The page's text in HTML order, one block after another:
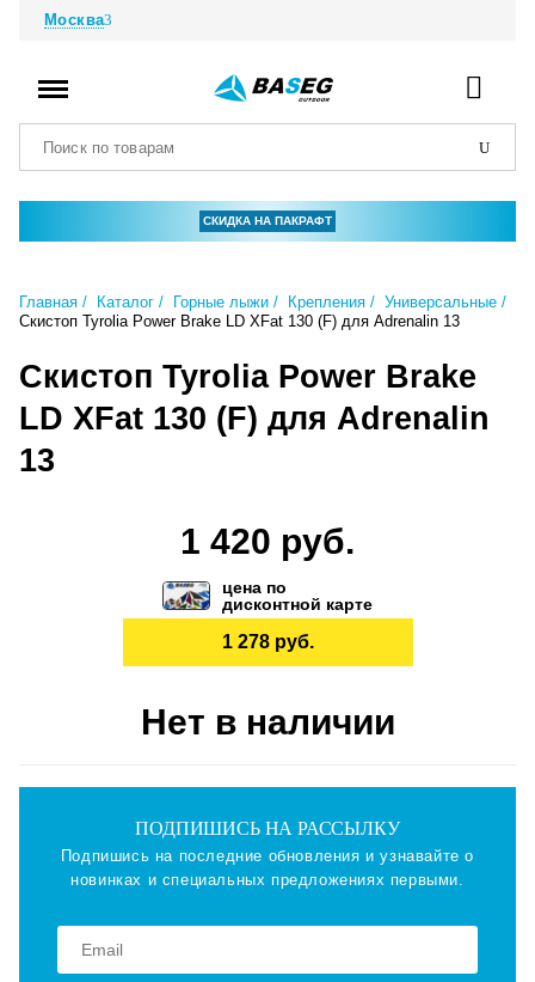
Москва
СКИДКА НА ПАКРАФТ
Главная Каталог Горные лыжи Крепления
Универсальные
Скистоп Tyrolia Power Brake LD XFat 130 (F) для Adrenalin 13
Скистоп Tyrolia Power Brake
LD XFat 130 (F) для Adrenalin
13
1 420 руб.
цена по
дисконтной карте
1 278 руб.
Нет в наличии
ПОДПИШИСЬ НА РАССЫЛКУ
Подпишись на последние обновления и узнавайте о
новинках и специальных предложениях первыми.